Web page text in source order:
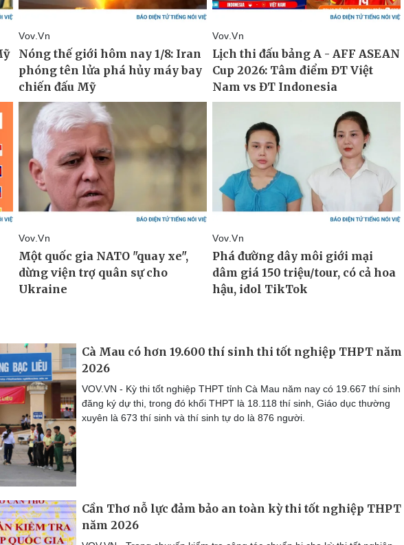
Cà Mau có hơn 19.600 thí sinh thi tốt nghiệp THPT năm
2026
VOV.VN - Kỳ thi tốt nghiệp THPT tỉnh Cà Mau năm nay có 19.667 thí sinh
đăng ký dự thi, trong đó khối THPT là 18.118 thí sinh, Giáo dục thường
xuyên là 673 thí sinh và thí sinh tự do là 876 người.
Cần Thơ nỗ lực đảm bảo an toàn kỳ thi tốt nghiệp THPT
năm 2026